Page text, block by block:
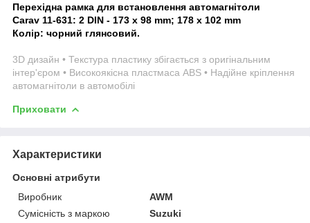
Перехідна рамка для встановлення автомагнітоли
Carav 11-631: 2 DIN - 173 x 98 mm; 178 x 102 mm
Колір: чорний глянсовий.
3D дизайн • Текстура пластику збігається з оригінальним
інтер'єром • Високоякісна пластмаса ABS • Надійне кріплення
автомагнітоли в автомобілі
Приховати
Характеристики
Основні атрибути
Виробник
AWM
Сумісність з маркою
Suzuki